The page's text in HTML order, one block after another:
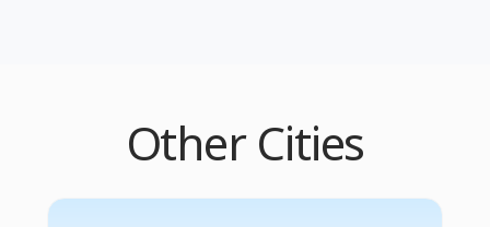
Other Cities